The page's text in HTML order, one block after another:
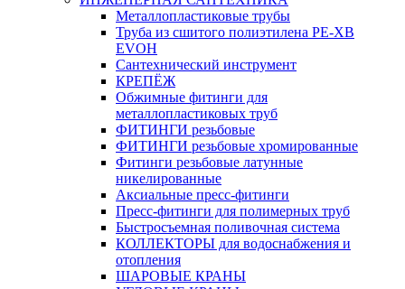
Металлопластиковые трубы
Труба из сшитого полиэтилена PE-XB
EVOH
Сантехнический инструмент
КРЕПЁЖ
Обжимные фитинги для
металлопластиковых труб
ФИТИНГИ резьбовые
ФИТИНГИ резьбовые хромированные
Фитинги резьбовые латунные
никелированные
Аксиальные пресс-фитинги
Пресс-фитинги для полимерных труб
Быстросъемная поливочная система
КОЛЛЕКТОРЫ для водоснабжения и
отопления
ШАРОВЫЕ КРАНЫ